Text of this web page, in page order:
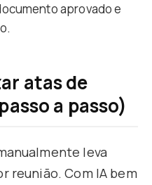
aprovado e
atas de
a passo)
leva
reunião. Com IA bem